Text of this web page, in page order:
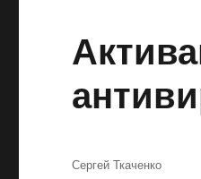
Автор
Сергей Ткаченко